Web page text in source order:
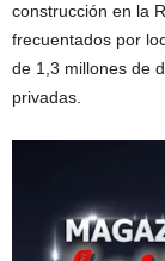
construcción en la
frecuentados por
de 1,3 millones de
privadas.